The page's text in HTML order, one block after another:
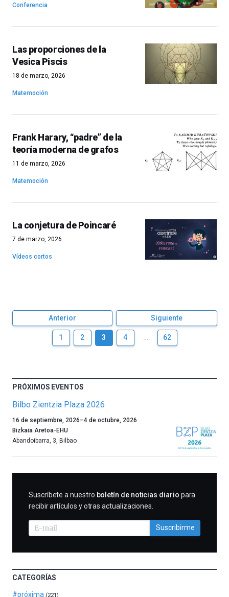
Conferencia
Las proporciones de la
Vesica Piscis
18 de marzo, 2026
Matemoción
Frank Harary, “padre” de la
teoría moderna de grafos
11 de marzo, 2026
Matemoción
La conjetura de Poincaré
7 de marzo, 2026
Vídeos cortos
Anterior Siguiente
1 2 3 4 … 62
PRÓXIMOS EVENTOS
Bilbo Zientzia Plaza 2026
Un
año
más,
celebración
la
edición
Bilbo
16 de septiembre, 2026–4 de octubre, 2026
Bizkaia Aretoa-EHU
Abandoibarra, 3, Bilbao
SUSCRIBIRME
Suscríbete a nuestro boletín de noticias diario para
recibir artículos y otras actualizaciones.
Suscribirme
CATEGORÍAS
#próxima (221)